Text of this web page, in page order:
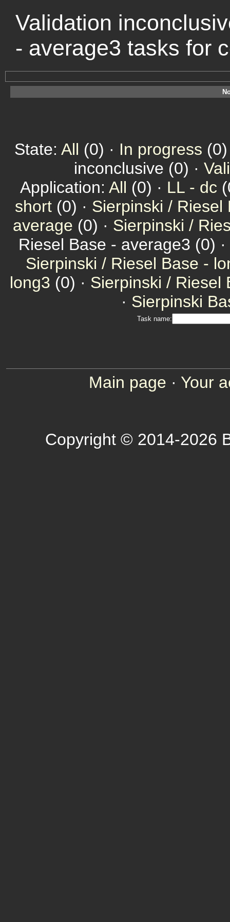
Validation
- average3 tasks for
State: All (0) · In progress
inconclusive (0) ·
Application: All (0) · LL - dc
short (0) · Sierpinski / Riesel
average (0) · Sierpinski /
Riesel Base - average3 (0) ·
Sierpinski / Riesel Base -
long3 (0) · Sierpinski / Riesel
· Sierpinski
Task name:
Main page · Your
Copyright © 2014-2026